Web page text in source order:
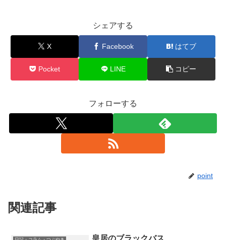
シェアする
X Facebook はてブ
Pocket LINE コピー
フォローする
point
関連記事
皇居のブラックバス